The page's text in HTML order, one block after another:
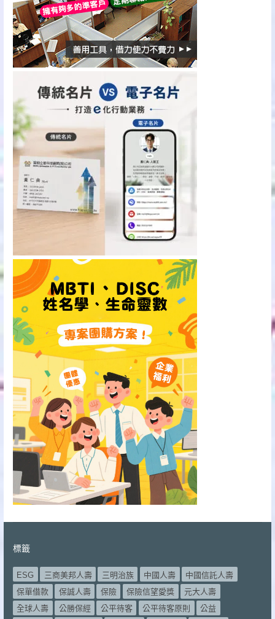
標籤
ESG 三商美邦人壽 三明治族 中國人壽
中國信託人壽
保單借款
保誠人壽 保險 保險信望愛獎
元大人壽
全球人壽
公勝保經 公平待客 公平待客原則
公益